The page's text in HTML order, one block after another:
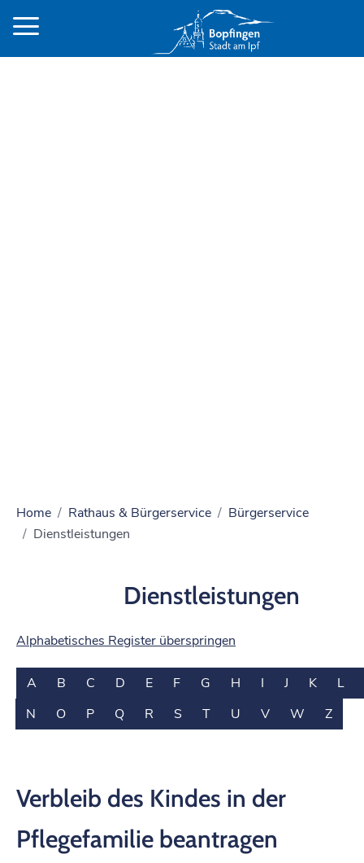
Home Rathaus & Bürgerservice
Bürgerservice
Dienstleistungen
Dienstleistungen
Alphabetisches Register überspringen
A B C D E F G H I J K
L
N
O P Q R S T U V W Z
Verbleib des Kindes in der
Pflegefamilie beantragen